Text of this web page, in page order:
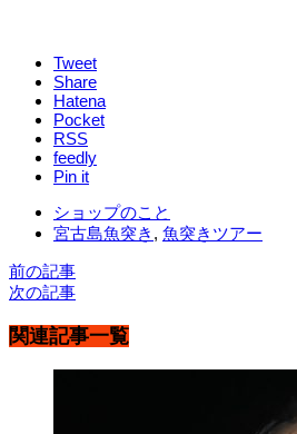
Tweet
Share
Hatena
Pocket
RSS
feedly
Pin it
ショップのこと
宮古島魚突き , 魚突きツアー
前の記事
次の記事
関連記事一覧